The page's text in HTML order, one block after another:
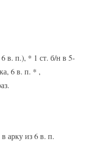
в. п.), * 1 ст. б/н в 5-
6 в. п. * ,
арку из 6 в. п.